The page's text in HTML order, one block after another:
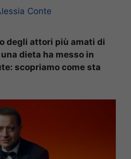
Conte
degli attori più amati di
dieta ha messo in
scopriamo come sta